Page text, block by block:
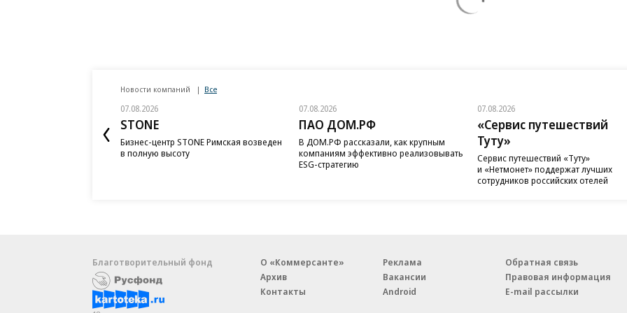
Новости компаний Все
07.08.2026
STONE
Бизнес-центр STONE Римская возведен
в полную высоту
07.08.2026
ПАО ДОМ.РФ
В ДОМ.РФ рассказали, как крупным
компаниям эффективно реализовывать
ESG-стратегию
07.08.2026
«Сервис путешествий
Туту»
Сервис путешествий «Туту»
и «Нетмонет» поддержат лучших
сотрудников российских отелей
Благотворительный фонд
О «Коммерсанте»
Архив
Контакты
Реклама
Вакансии
Android
Обратная связь
Правовая информация
E-mail рассылки